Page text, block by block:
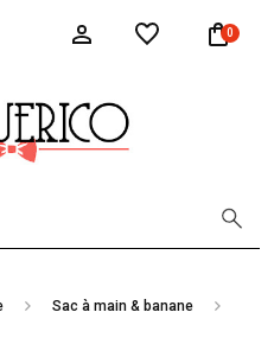
0
Sac à main & banane